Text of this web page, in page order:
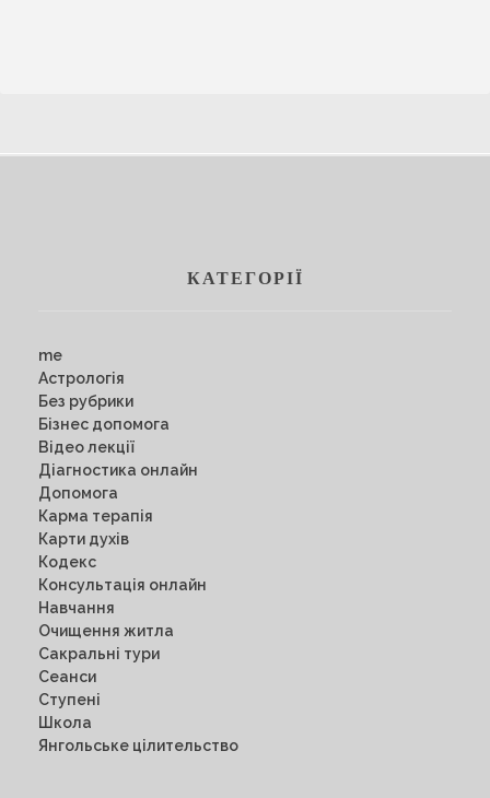
КАТЕГОРІЇ
me
Астрологія
Без рубрики
Бізнес допомога
Відео лекції
Діагностика онлайн
Допомога
Карма терапія
Карти духів
Кодекс
Консультація онлайн
Навчання
Очищення житла
Сакральні тури
Сеанси
Ступені
Школа
Янгольське цілительство